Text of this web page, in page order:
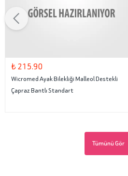
₺ 215.90
Wicromed Ayak Bilekliği Malleol Destekli
Çapraz Bantlı Standart
Tümünü Gör